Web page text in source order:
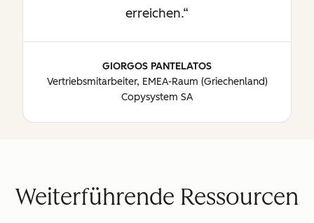
erreichen.
GIORGOS PANTELATOS
Vertriebsmitarbeiter, EMEA-Raum (Griechenland)
Copysystem SA
Weiterführende Ressourcen